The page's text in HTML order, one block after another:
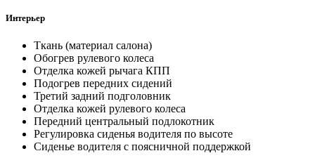
Интерьер
Ткань (материал салона)
Обогрев рулевого колеса
Отделка кожей рычага КПП
Подогрев передних сидений
Третий задний подголовник
Отделка кожей рулевого колеса
Передний центральный подлокотник
Регулировка сиденья водителя по высоте
Сиденье водителя с поясничной поддержкой